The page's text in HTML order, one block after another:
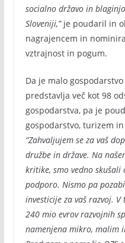
socialno državo in
Sloveniji,”je poudaril in
nagrajencem in
vztrajnost in pogum.
Da je malo
predstavlja več kot 98
gospodarstva, pa je
gospodarstvo, turizem
“Zahvaljujem se za vaš
družbe in države. Na
kritike, smo vedno
podporo. Nismo pa
investicije za vaš razvoj.
240 mio evrov razvojnih
namenjena mikro, malim